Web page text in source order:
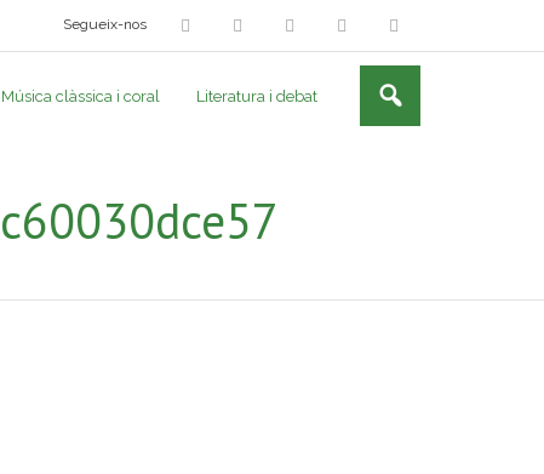
Segueix-nos
Música clàssica i coral Literatura i debat